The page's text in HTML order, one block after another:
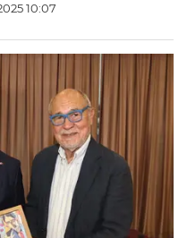
10:07